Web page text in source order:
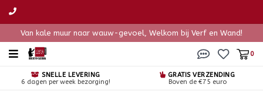
Van kale muur naar wauw-gevoel, Welkom bij Verf en Wand!
0
SNELLE LEVERING
6 dagen per week bezorging!
GRATIS VERZENDING
Boven de €75 euro